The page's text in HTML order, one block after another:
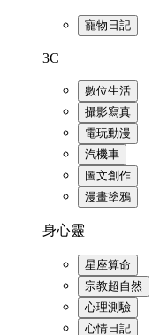
寵物日記
3C
數位生活
攝影寫真
電玩動漫
汽機車
圖文創作
漫畫塗鴉
身心靈
星座算命
宗教超自然
心理測驗
心情日記